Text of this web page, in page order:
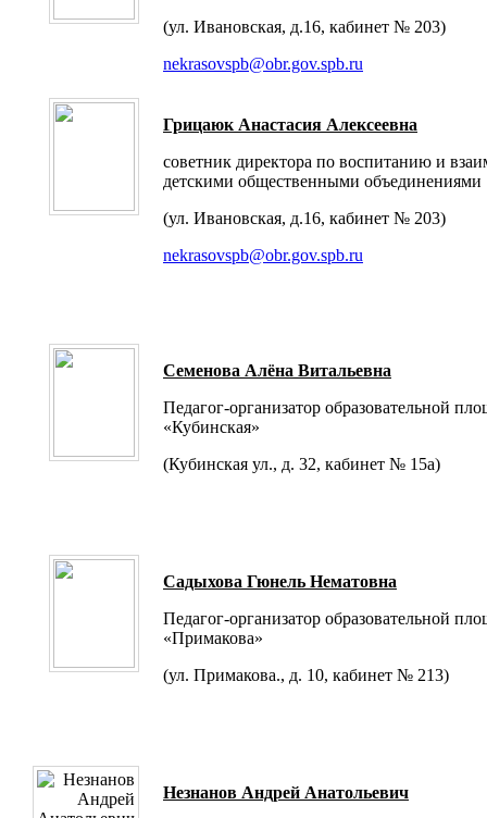
(ул. Ивановская, д.16, кабинет № 203)
nekrasovspb@obr.gov.spb.ru
Грицаюк Анастасия Алексеевна
советник директора по воспитанию и
детскими общественными объединениями
(ул. Ивановская, д.16, кабинет № 203)
nekrasovspb@obr.gov.spb.ru
Семенова Алёна Витальевна
Педагог-организатор образовательной
«Кубинская»
(Кубинская ул., д. 32, кабинет № 15а)
Садыхова Гюнель Нематовна
Педагог-организатор образовательной
«Примакова»
(ул. Примакова., д. 10, кабинет № 213)
Незнанов Андрей Анатольевич